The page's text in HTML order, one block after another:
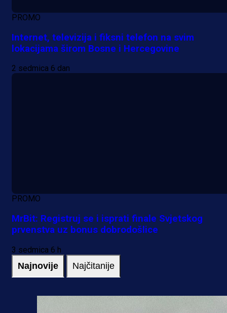
PROMO
Internet, televizija i fiksni telefon na svim
lokacijama širom Bosne i Hercegovine
2 sedmica 6 dan
PROMO
MrBit: Registruj se i isprati finale Svjetskog
prvenstva uz bonus dobrodošlice
3 sedmica 6 h
Najnovije Najčitanije